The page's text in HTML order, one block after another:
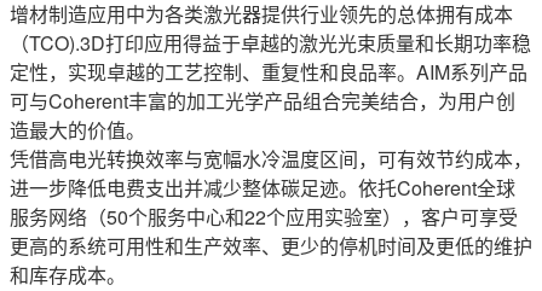
增材制造应用中为各类激光器提供行业领先的总体拥有成本
（TCO).3D打印应用得益于卓越的激光光束质量和长期功率稳
定性，实现卓越的工艺控制、重复性和良品率。AIM系列产品
可与Coherent丰富的加工光学产品组合完美结合，为用户创
造最大的价值。
凭借高电光转换效率与宽幅水冷温度区间，可有效节约成本，
进一步降低电费支出并减少整体碳足迹。依托Coherent全球
服务网络（50个服务中心和22个应用实验室），客户可享受
更高的系统可用性和生产效率、更少的停机时间及更低的维护
和库存成本。